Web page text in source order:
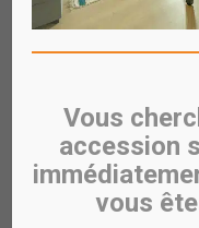
Vous
accession
vous